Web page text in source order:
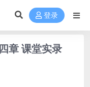
登录
章 课堂实录